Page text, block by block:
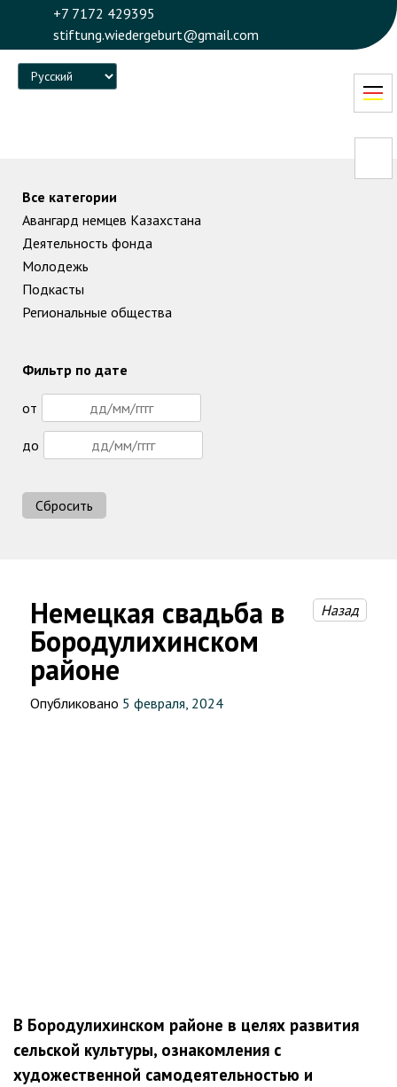
+7 7172 429395
stiftung.wiedergeburt@gmail.com
Language
Немецкая свадьба в
Бородулихинском
районе
Назад
Опубликовано 5 февраля, 2024
В Бородулихинском районе в целях развития
сельской культуры, ознакомления с
художественной самодеятельностью и
Все категории
Авангард немцев Казахстана
Деятельность фонда
Молодежь
Подкасты
Региональные общества
Фильтр по дате
от
до
Сбросить